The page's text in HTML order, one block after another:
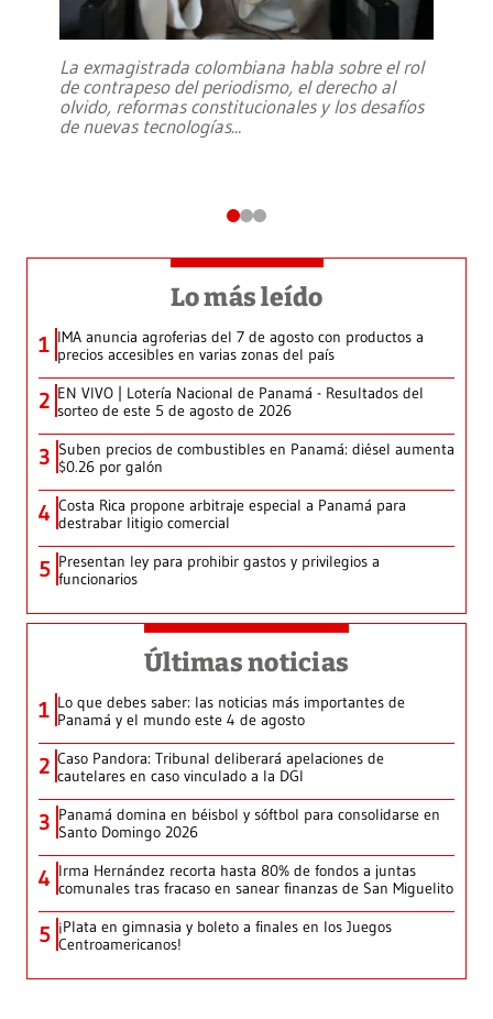
La exmagistrada colombiana habla sobre el rol
de contrapeso del periodismo, el derecho al
olvido, reformas constitucionales y los desafíos
de nuevas tecnologías...
Lo más leído
1 IMA anuncia agroferias del 7 de agosto con productos a
precios accesibles en varias zonas del país
2 EN VIVO | Lotería Nacional de Panamá - Resultados del
sorteo de este 5 de agosto de 2026
3 Suben precios de combustibles en Panamá: diésel aumenta
$0.26 por galón
4 Costa Rica propone arbitraje especial a Panamá para
destrabar litigio comercial
5 Presentan ley para prohibir gastos y privilegios a
funcionarios
Últimas noticias
1 Lo que debes saber: las noticias más importantes de
Panamá y el mundo este 4 de agosto
2 Caso Pandora: Tribunal deliberará apelaciones de
cautelares en caso vinculado a la DGI
3 Panamá domina en béisbol y sóftbol para consolidarse en
Santo Domingo 2026
4 Irma Hernández recorta hasta 80% de fondos a juntas
comunales tras fracaso en sanear finanzas de San Miguelito
5 ¡Plata en gimnasia y boleto a finales en los Juegos
Centroamericanos!